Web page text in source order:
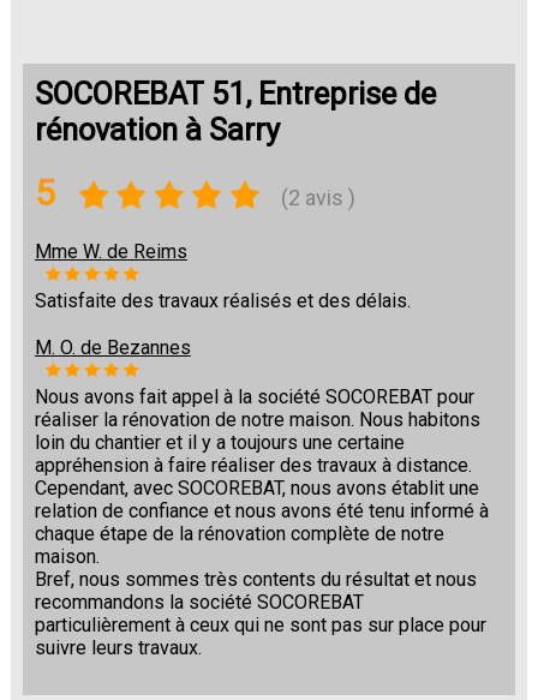
SOCOREBAT 51, Entreprise de
rénovation à Sarry
5 (2 avis )
Mme W. de Reims
Satisfaite des travaux réalisés et des délais.
M. O. de Bezannes
Nous avons fait appel à la société SOCOREBAT pour
réaliser la rénovation de notre maison. Nous habitons
loin du chantier et il y a toujours une certaine
appréhension à faire réaliser des travaux à distance.
Cependant, avec SOCOREBAT, nous avons établit une
relation de confiance et nous avons été tenu informé à
chaque étape de la rénovation complète de notre
maison.
Bref, nous sommes très contents du résultat et nous
recommandons la société SOCOREBAT
particulièrement à ceux qui ne sont pas sur place pour
suivre leurs travaux.